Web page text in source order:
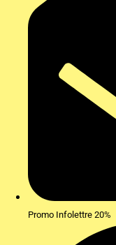
Promo Infolettre 20%